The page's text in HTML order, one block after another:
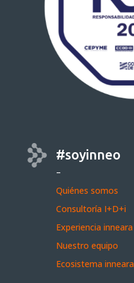
#soyinneo
–
Quiénes somos
Consultoría I+D+i
Experiencia inneara
Nuestro equipo
Ecosistema inneara